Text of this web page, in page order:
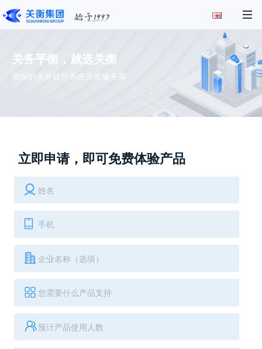
关务平衡，就选关衡
资深的关务软件系统开发服务商
立即申请，即可免费体验产品